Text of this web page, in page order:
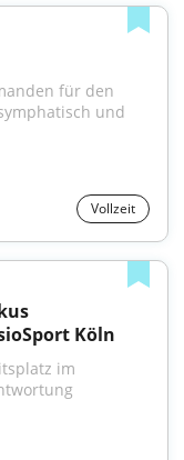
und
Vollzeit
Köln
im